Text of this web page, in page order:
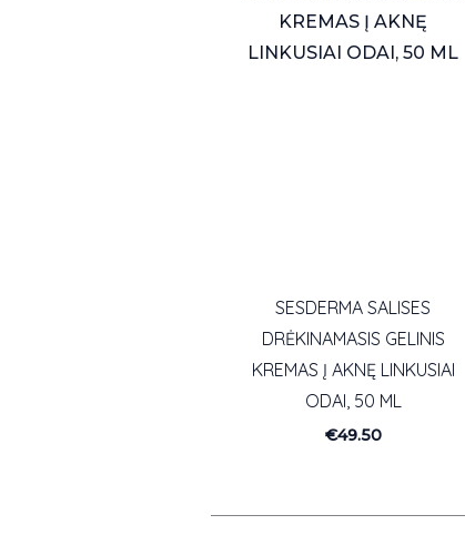
SESDERMA SALISES
DRĖKINAMASIS GELINIS
KREMAS Į AKNĘ LINKUSIAI
ODAI, 50 ML
€49.50